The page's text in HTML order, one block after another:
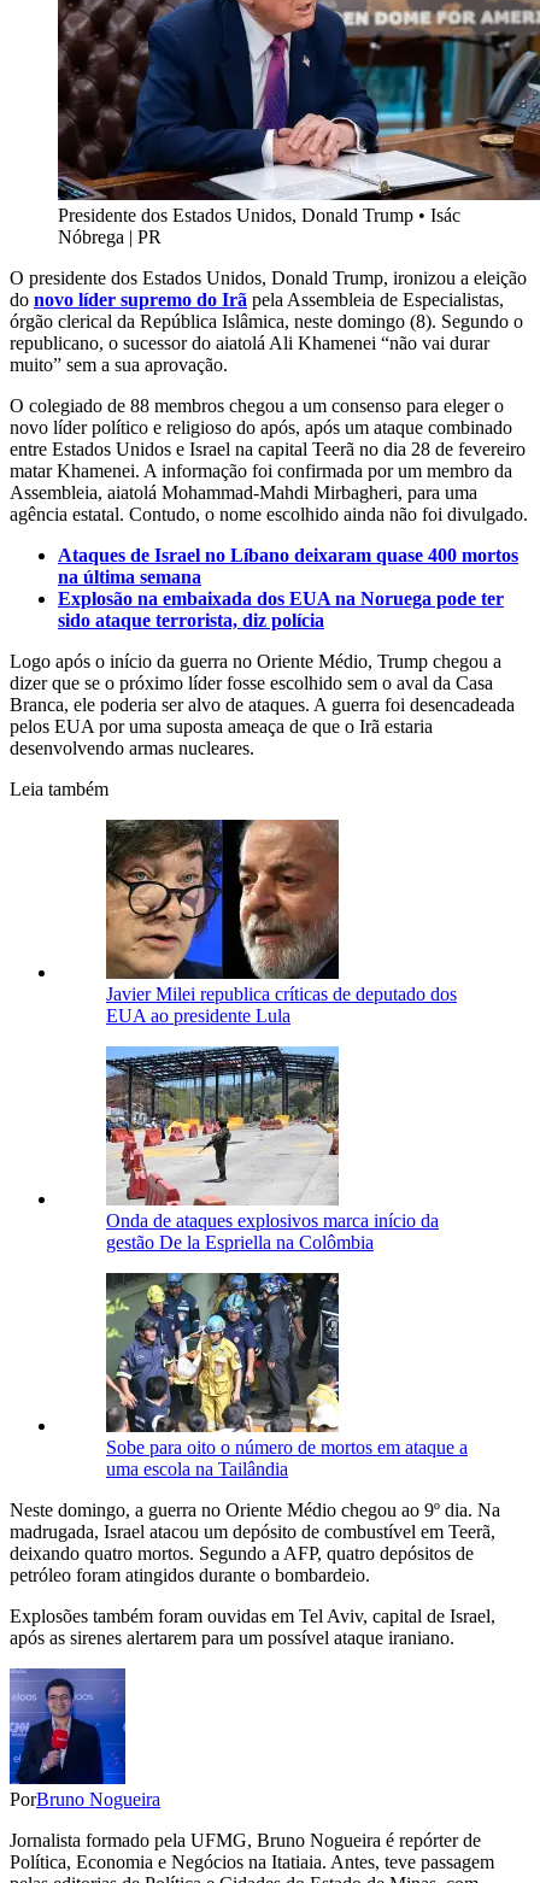
Presidente dos Estados Unidos, Donald Trump • Isác
Nóbrega | PR
O presidente dos Estados Unidos, Donald Trump, ironizou a eleição
do novo líder supremo do Irã pela Assembleia de Especialistas,
órgão clerical da República Islâmica, neste domingo (8). Segundo o
republicano, o sucessor do aiatolá Ali Khamenei “não vai durar
muito” sem a sua aprovação.
O colegiado de 88 membros chegou a um consenso para eleger o
novo líder político e religioso do após, após um ataque combinado
entre Estados Unidos e Israel na capital Teerã no dia 28 de fevereiro
matar Khamenei. A informação foi confirmada por um membro da
Assembleia, aiatolá Mohammad-Mahdi Mirbagheri, para uma
agência estatal. Contudo, o nome escolhido ainda não foi divulgado.
Ataques de Israel no Líbano deixaram quase 400 mortos
na última semana
Explosão na embaixada dos EUA na Noruega pode ter
sido ataque terrorista, diz polícia
Logo após o início da guerra no Oriente Médio, Trump chegou a
dizer que se o próximo líder fosse escolhido sem o aval da Casa
Branca, ele poderia ser alvo de ataques. A guerra foi desencadeada
pelos EUA por uma suposta ameaça de que o Irã estaria
desenvolvendo armas nucleares.
Leia também
Javier Milei republica críticas de deputado dos
EUA ao presidente Lula
Onda de ataques explosivos marca início da
gestão De la Espriella na Colômbia
Sobe para oito o número de mortos em ataque a
uma escola na Tailândia
Neste domingo, a guerra no Oriente Médio chegou ao 9º dia. Na
madrugada, Israel atacou um depósito de combustível em Teerã,
deixando quatro mortos. Segundo a AFP, quatro depósitos de
petróleo foram atingidos durante o bombardeio.
Explosões também foram ouvidas em Tel Aviv, capital de Israel,
após as sirenes alertarem para um possível ataque iraniano.
PorBruno Nogueira
Jornalista formado pela UFMG, Bruno Nogueira é repórter de
Política, Economia e Negócios na Itatiaia. Antes, teve passagem